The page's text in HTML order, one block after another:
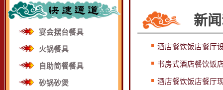
宴会摆台餐具
火锅餐具
自助简餐餐具
砂锅砂煲
新
酒店餐饮饭店餐厅
书房式酒店餐饮饭
酒店餐饮饭店餐厅